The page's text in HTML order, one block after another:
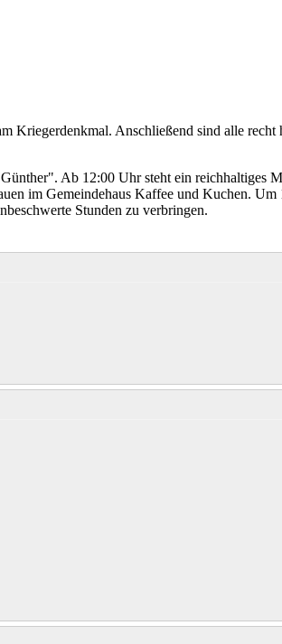
Kriegerdenkmal. Anschließend sind alle
Ab 12:00 Uhr steht ein reichhaltiges
im Gemeindehaus Kaffee und Kuchen.
Stunden zu verbringen.